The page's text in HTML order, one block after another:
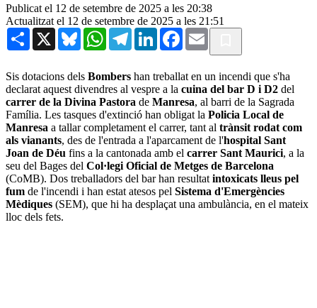
Publicat el 12 de setembre de 2025 a les 20:38
Actualitzat el 12 de setembre de 2025 a les 21:51
Share X BlueskyWhatsAppTelegramLinkedInFacebook
Email
Sis dotacions dels Bombers han treballat en un incendi que s'ha
declarat aquest divendres al vespre a la cuina del bar D i D2 del
carrer de la Divina Pastora de Manresa, al barri de la Sagrada
Família. Les tasques d'extinció han obligat la Policia Local de
Manresa a tallar completament el carrer, tant al trànsit rodat com
als vianants, des de l'entrada a l'aparcament de l'hospital Sant
Joan de Déu fins a la cantonada amb el carrer Sant Maurici, a la
seu del Bages del Col·legi Oficial de Metges de Barcelona
(CoMB). Dos treballadors del bar han resultat intoxicats lleus pel
fum de l'incendi i han estat atesos pel Sistema d'Emergències
Mèdiques (SEM), que hi ha desplaçat una ambulància, en el mateix
lloc dels fets.